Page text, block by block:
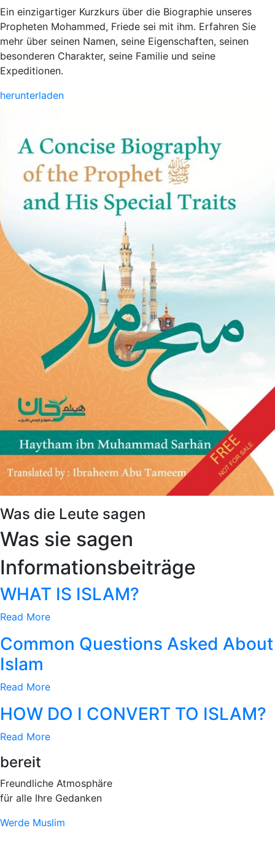
Ein einzigartiger Kurzkurs über die Biographie unseres
Propheten Mohammed, Friede sei mit ihm. Erfahren Sie
mehr über seinen Namen, seine Eigenschaften, seinen
besonderen Charakter, seine Familie und seine
Expeditionen.
herunterladen
Was die Leute sagen
Was sie sagen
Informationsbeiträge
WHAT IS ISLAM?
Read More
Common Questions Asked About
Islam​
Read More
HOW DO I CONVERT TO ISLAM?
Read More
bereit
Freundliche Atmosphäre
für alle Ihre Gedanken
Werde Muslim